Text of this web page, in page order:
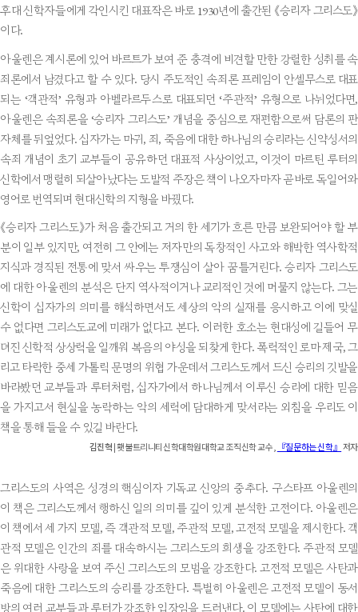
후대 신학자들에게 각인시킨 대표작은 바로 1930년에 출간된 《승리자 그리스도》
이다.
아울렌은 계시론에 있어 바르트가 보여 준 충격에 비견할 만한 강렬한 성취를 속
죄론에서 남겼다고 할 수 있다. 당시 주도적인 속죄론 프레임이 안셀무스로 대표
되는 ‘객관적’ 유형과 아벨라르두스로 대표되던 ‘주관적’ 유형으로 나뉘었다면,
아울렌은 속죄론을 ‘승리자 그리스도’ 개념을 중심으로 재편함으로써 담론의 판
자체를 뒤엎었다. 십자가는 마귀, 죄, 죽음에 대한 하나님의 승리라는 신약성서의
속죄 개념이 초기 교부들이 공유하던 대표적 사상이었고, 이것이 마르틴 루터의
신학에서 맹렬히 되살아났다는 도발적 주장은 책이 나오자마자 곧바로 독일어와
영어로 번역되며 현대신학의 지형을 바꿨다.
《승리자 그리스도》가 처음 출간되고 거의 한 세기가 흐른 만큼 보완되어야 할 부
분이 일부 있지만, 여전히 그 안에는 저자만의 독창적인 사고와 해박한 역사학적
지식과 경직된 전통에 맞서 싸우는 투쟁심이 살아 꿈틀거린다. 승리자 그리스도
에 대한 아울렌의 분석은 단지 역사적이거나 교리적인 것에 머물지 않는다. 그는
신학이 십자가의 의미를 해석하면서도 세상의 악의 실재를 응시하고 이에 맞설
수 없다면 그리스도교에 미래가 없다고 본다. 이러한 호소는 현대성에 길들어 무
뎌진 신학적 상상력을 일깨워 복음의 야성을 되찾게 한다. 폭력적인 로마 제국, 그
리고 타락한 중세 가톨릭 문명의 위협 가운데서 그리스도께서 드신 승리의 깃발을
바라봤던 교부들과 루터처럼, 십자가에서 하나님께서 이루신 승리에 대한 믿음
을 가지고서 현실을 농락하는 악의 세력에 담대하게 맞서라는 외침을 우리도 이
책을 통해 들을 수 있길 바란다.
김진혁| 횃불트리니티신학대학원대학교 조직신학 교수, 『질문하는 신학』 저자
그리스도의 사역은 성경의 핵심이자 기독교 신앙의 중추다. 구스타프 아울렌의
이 책은 그리스도께서 행하신 일의 의미를 깊이 있게 분석한 고전이다. 아울렌은
이 책에서 세 가지 모델, 즉 객관적 모델, 주관적 모델, 고전적 모델을 제시한다. 객
관적 모델은 인간의 죄를 대속하시는 그리스도의 희생을 강조한다. 주관적 모델
은 위대한 사랑을 보여 주신 그리스도의 모범을 강조한다. 고전적 모델은 사탄과
죽음에 대한 그리스도의 승리를 강조한다. 특별히 아울렌은 고전적 모델이 동서
방의 여러 교부들과 루터가 강조한 입장임을 드러낸다. 이 모델에는 사탄에 대한